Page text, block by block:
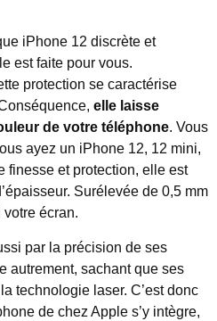
iPhone 12 discrète et
est faite pour vous.
protection se caractérise
elle laisse
de votre téléphone. Vous
ayez un iPhone 12, 12 mini,
finesse et protection, elle est
Surélevée de 0,5 mm
écran.
par la précision de ses
autrement, sachant que ses
technologie laser. C’est donc
de chez Apple s’y intègre,